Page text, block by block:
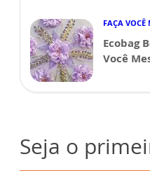
FAÇA VOCÊ
Ecobag
Você
Seja o